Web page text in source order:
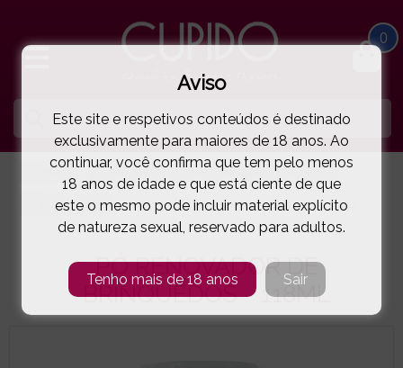
0
MASTURBADORES FLESHLIGHT®
FLESHLIGHT® PÓ RENOVADOR DE BRINQUEDOS - 118ML( 11-6156920000 )
PÓ RENOVADOR DE
BRINQUEDOS - 118ML
Aviso
Este site e respetivos conteúdos é destinado
exclusivamente para maiores de 18 anos. Ao
continuar, você confirma que tem pelo menos
18 anos de idade e que está ciente de que
este o mesmo pode incluir material explícito
de natureza sexual, reservado para adultos.
Tenho mais de 18 anos Sair